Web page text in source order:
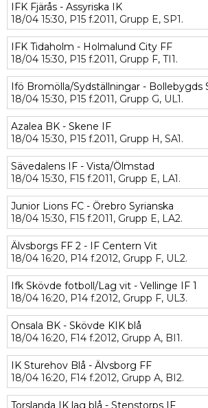
IFK Fjärås - Assyriska IK
18/04 15:30, P15 f.2011, Grupp E, SP1.
IFK Tidaholm - Holmalund City FF
18/04 15:30, P15 f.2011, Grupp F, TI1.
Ifö Bromölla/Sydställningar - Bollebygds
18/04 15:30, P15 f.2011, Grupp G, UL1.
Azalea BK - Skene IF
18/04 15:30, P15 f.2011, Grupp H, SA1.
Sävedalens IF - Vista/Ölmstad
18/04 15:30, F15 f.2011, Grupp E, LA1.
Junior Lions FC - Örebro Syrianska
18/04 15:30, F15 f.2011, Grupp E, LA2.
Älvsborgs FF 2 - IF Centern Vit
18/04 16:20, P14 f.2012, Grupp F, UL2.
Ifk Skövde fotboll/Lag vit - Vellinge IF 1
18/04 16:20, P14 f.2012, Grupp F, UL3.
Onsala BK - Skövde KIK blå
18/04 16:20, F14 f.2012, Grupp A, BI1.
IK Sturehov Blå - Älvsborg FF
18/04 16:20, F14 f.2012, Grupp A, BI2.
Torslanda IK lag blå - Stenstorps IF